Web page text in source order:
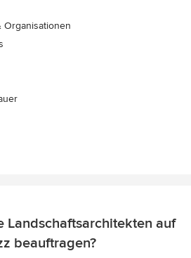
Organisationen
Landschaftsarchitekten auf
beauftragen?